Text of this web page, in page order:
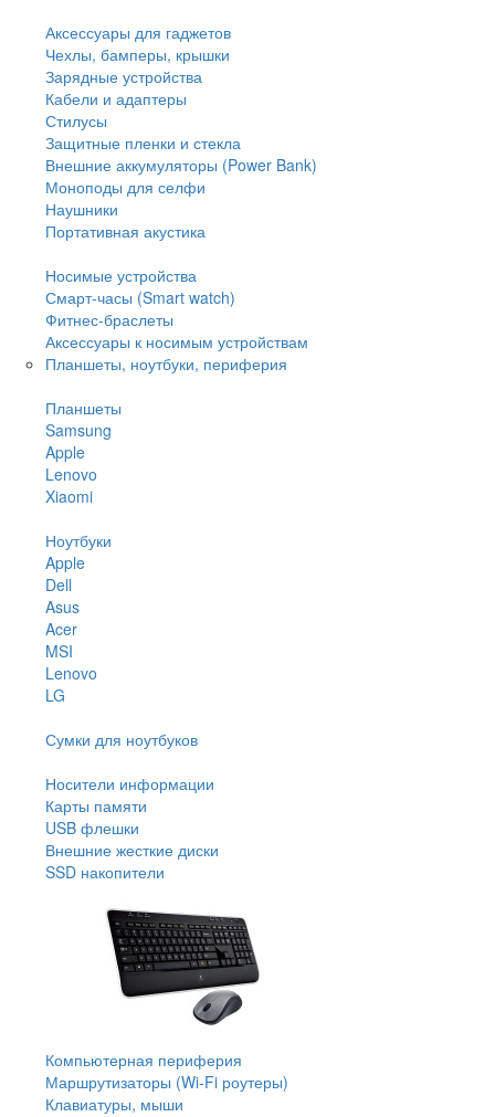
Аксессуары для гаджетов
Чехлы, бамперы, крышки
Зарядные устройства
Кабели и адаптеры
Стилусы
Защитные пленки и стекла
Внешние аккумуляторы (Power Bank)
Моноподы для селфи
Наушники
Портативная акустика
Носимые устройства
Смарт-часы (Smart watch)
Фитнес-браслеты
Аксессуары к носимым устройствам
Планшеты, ноутбуки, периферия
Планшеты
Samsung
Apple
Lenovo
Xiaomi
Ноутбуки
Apple
Dell
Asus
Acer
MSI
Lenovo
LG
Сумки для ноутбуков
Носители информации
Карты памяти
USB флешки
Внешние жесткие диски
SSD накопители
Компьютерная периферия
Маршрутизаторы (Wi-Fi роутеры)
Клавиатуры, мыши